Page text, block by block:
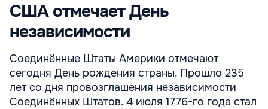
США отмечает День
независимости
Соединённые Штаты Америки отмечают
сегодня День рождения страны. Прошло 235
лет со дня провозглашения независимости
Соединённых Штатов. 4 июля 1776-го года стал